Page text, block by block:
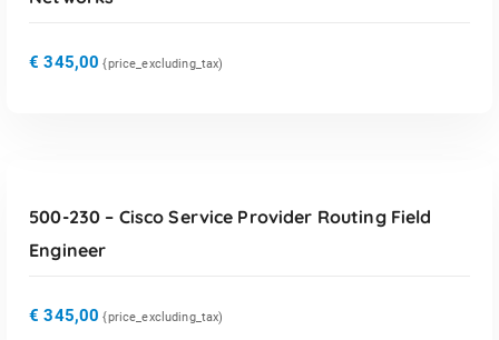
€ 345,00 {price_excluding_tax)
500-230 – Cisco Service Provider Routing Field
Engineer
€ 345,00 {price_excluding_tax)